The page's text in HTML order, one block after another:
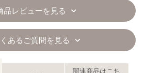
品レビューを見る
あるご質問を見る
関連商品はこち